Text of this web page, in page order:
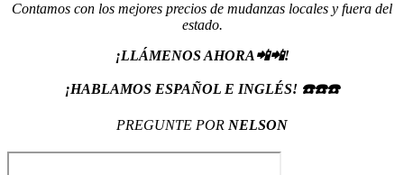
Contamos con los mejores precios de mudanzas locales y fuera del
estado.
¡LLÁMENOS AHORA📲📲!
¡HABLAMOS ESPAÑOL E INGLÉS! ☎️☎️☎️
PREGUNTE POR NELSON